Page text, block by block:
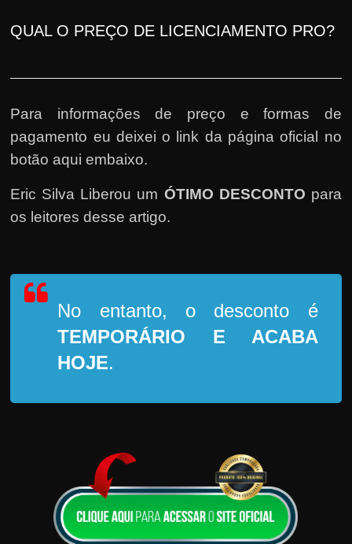
QUAL O PREÇO DE LICENCIAMENTO PRO?
Para informações de preço e formas de
pagamento eu deixei o link da página oficial no
botão aqui embaixo.
Eric Silva Liberou um ÓTIMO DESCONTO para
os leitores desse artigo.
No entanto, o desconto é
TEMPORÁRIO
E ACABA
HOJE.